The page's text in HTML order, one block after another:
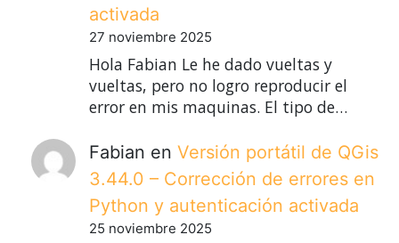
activada
27 noviembre 2025
Hola Fabian Le he dado vueltas y
vueltas, pero no logro reproducir el
error en mis maquinas. El tipo de…
Fabian en Versión portátil de QGis
3.44.0 – Corrección de errores en
Python y autenticación activada
25 noviembre 2025